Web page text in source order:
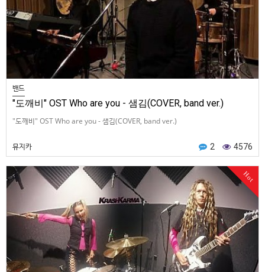
밴드
"도깨비" OST Who are you - 샘김(COVER, band ver.)
"도깨비" OST Who are you - 샘김(COVER, band ver.)
뮤지카 2 4576
Hot